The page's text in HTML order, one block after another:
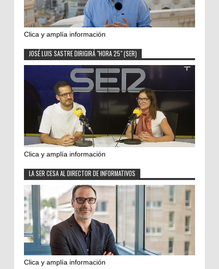
Clica y amplía información
JOSÉ LUIS SASTRE DIRIGIRÁ "HORA 25" (SER)
Clica y amplía información
LA SER CESA AL DIRECTOR DE INFORMATIVOS
Clica y amplía información